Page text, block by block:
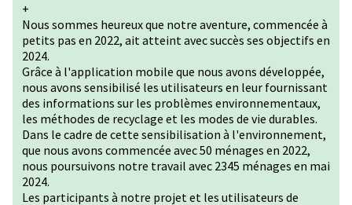
+
Nous sommes heureux que notre aventure, commencée à
petits pas en 2022, ait atteint avec succès ses objectifs en
2024.
Grâce à l'application mobile que nous avons développée,
nous avons sensibilisé les utilisateurs en leur fournissant
des informations sur les problèmes environnementaux,
les méthodes de recyclage et les modes de vie durables.
Dans le cadre de cette sensibilisation à l'environnement,
que nous avons commencée avec 50 ménages en 2022,
nous poursuivons notre travail avec 2345 ménages en mai
2024.
Les participants à notre projet et les utilisateurs de